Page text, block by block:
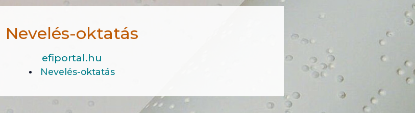
Nevelés-oktatás
efiportal.hu
Nevelés-oktatás